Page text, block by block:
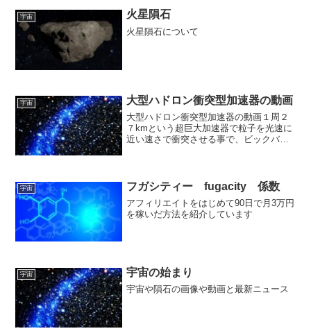
宇宙 火星隕石
火星隕石について
宇宙 大型ハドロン衝突型加速器の動画
大型ハドロン衝突型加速器の動画１周２
７kmという超巨大加速器で粒子を光速に
近い速さで衝突させる事で、ビックバン
ールができて地球が滅亡...
宇宙 フガシティー fugacity 係数
アフィリエイトをはじめて90日で月3万円
を稼いだ方法を紹介しています
宇宙 宇宙の始まり
宇宙や隕石の画像や動画と最新ニュース